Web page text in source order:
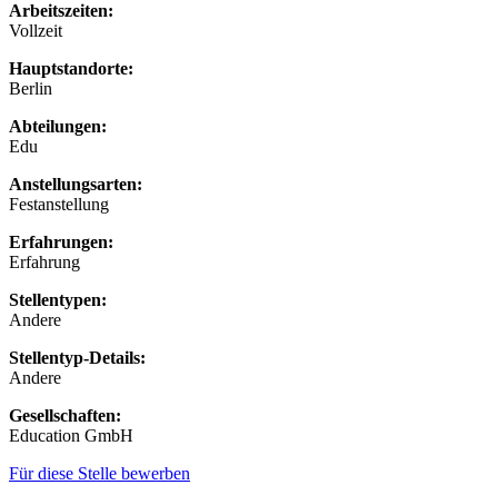
Arbeitszeiten:
Vollzeit
Hauptstandorte:
Berlin
Abteilungen:
Edu
Anstellungsarten:
Festanstellung
Erfahrungen:
Erfahrung
Stellentypen:
Andere
Stellentyp-Details:
Andere
Gesellschaften:
Education GmbH
Für diese Stelle bewerben